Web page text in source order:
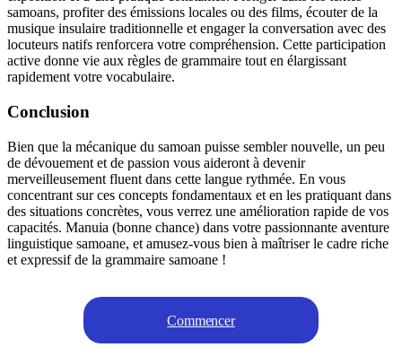
samoans, profiter des émissions locales ou des films, écouter de la
musique insulaire traditionnelle et engager la conversation avec des
locuteurs natifs renforcera votre compréhension. Cette participation
active donne vie aux règles de grammaire tout en élargissant
rapidement votre vocabulaire.
Conclusion
Bien que la mécanique du samoan puisse sembler nouvelle, un peu
de dévouement et de passion vous aideront à devenir
merveilleusement fluent dans cette langue rythmée. En vous
concentrant sur ces concepts fondamentaux et en les pratiquant dans
des situations concrètes, vous verrez une amélioration rapide de vos
capacités. Manuia (bonne chance) dans votre passionnante aventure
linguistique samoane, et amusez-vous bien à maîtriser le cadre riche
et expressif de la grammaire samoane !
Commencer